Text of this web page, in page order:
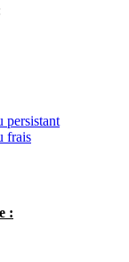
persistant
frais
: